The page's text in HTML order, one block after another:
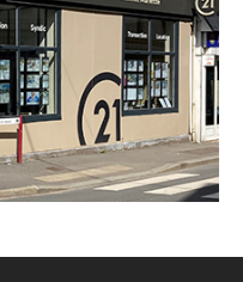
la Résistance
message
à l'agence